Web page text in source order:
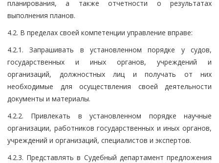
планирования, а также отчетности о результатах
выполнения планов.
4.2. В пределах своей компетенции управление вправе:
4.2.1. Запрашивать в установленном порядке у судов,
государственных и иных органов, учреждений и
организаций, должностных лиц и получать от них
необходимые для осуществления своей деятельности
документы и материалы.
4.2.2. Привлекать в установленном порядке научные
организации, работников государственных и иных органов,
учреждений и организаций, специалистов и экспертов.
4.2.3. Представлять в Судебный департамент предложения